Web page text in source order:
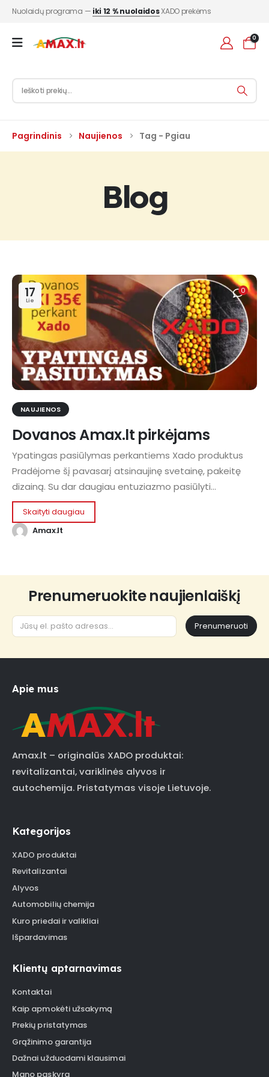
Nuolaidų programa — iki 12 % nuolaidosXADO prekėms
0
Pagrindinis Naujienos Tag - Pgiau
Blog
17
Lie
0
NAUJIENOS
Dovanos Amax.lt pirkėjams
Ypatingas pasiūlymas perkantiems Xado produktus
Pradėjome šį pavasarį atsinaujinę svetainę, pakeitę
dizainą. Su dar daugiau entuziazmo pasiūlyti...
Skaityti daugiau
Amax.lt
Prenumeruokite naujienlaiškį
Prenumeruoti
Apie mus
Amax.lt – originalūs XADO produktai:
revitalizantai, variklinės alyvos ir
autochemija. Pristatymas visoje Lietuvoje.
Kategorijos
XADO produktai
Revitalizantai
Alyvos
Automobilių chemija
Kuro priedai ir valikliai
Išpardavimas
Klientų aptarnavimas
Kontaktai
Kaip apmokėti užsakymą
Prekių pristatymas
Grąžinimo garantija
Dažnai užduodami klausimai
Mano paskyra